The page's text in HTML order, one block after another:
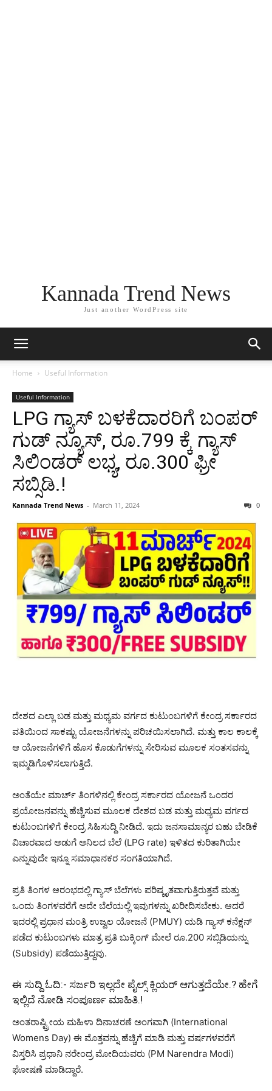
Kannada Trend News
Just another WordPress site
Home Useful Information
Useful Information
LPG ಗ್ಯಾಸ್ ಬಳಕೆದಾರರಿಗೆ ಬಂಪರ್
ಗುಡ್ ನ್ಯೂಸ್, ರೂ.799 ಕ್ಕೆ ಗ್ಯಾಸ್
ಸಿಲಿಂಡರ್ ಲಭ್ಯ, ರೂ.300 ಫ್ರೀ
ಸಬ್ಸಿಡಿ.!
Kannada Trend News - March 11, 2024 0
ದೇಶದ ಎಲ್ಲಾ ಬಡ ಮತ್ತು ಮಧ್ಯಮ ವರ್ಗದ ಕುಟುಂಬಗಳಿಗೆ ಕೇಂದ್ರ ಸರ್ಕಾರದ
ವತಿಯಿಂದ ಸಾಕಷ್ಟು ಯೋಜನೆಗಳನ್ನು ಪರಿಚಯಿಸಲಾಗಿದೆ. ಮತ್ತು ಕಾಲ ಕಾಲಕ್ಕೆ
ಆ ಯೋಜನೆಗಳಿಗೆ ಹೊಸ ಕೊಡುಗೆಗಳನ್ನು ಸೇರಿಸುವ ಮೂಲಕ ಸಂತಸವನ್ನು
ಇಮ್ಮಡಿಗೊಳಿಸಲಾಗುತ್ತಿದೆ.
ಅಂತೆಯೇ ಮಾರ್ಚ್ ತಿಂಗಳಿನಲ್ಲಿ ಕೇಂದ್ರ ಸರ್ಕಾರದ ಯೋಜನೆ ಒಂದರ
ಪ್ರಯೋಜನವನ್ನು ಹೆಚ್ಚಿಸುವ ಮೂಲಕ ದೇಶದ ಬಡ ಮತ್ತು ಮಧ್ಯಮ ವರ್ಗದ
ಕುಟುಂಬಗಳಿಗೆ ಕೇಂದ್ರ ಸಿಹಿಸುದ್ದಿ ನೀಡಿದೆ. ಇದು ಜನಸಾಮಾನ್ಯರ ಬಹು ಬೇಡಿಕೆ
ವಿಚಾರವಾದ ಅಡುಗೆ ಅನಿಲದ ಬೆಲೆ (LPG rate) ಇಳಿತದ ಕುರಿತಾಗಿಯೇ
ಎನ್ನುವುದೇ ಇನ್ನೂ ಸಮಾಧಾನಕರ ಸಂಗತಿಯಾಗಿದೆ.
ಪ್ರತಿ ತಿಂಗಳ ಆರಂಭದಲ್ಲಿ ಗ್ಯಾಸ್ ಬೆಲೆಗಳು ಪರಿಷ್ಕೃತವಾಗುತ್ತಿರುತ್ತವೆ ಮತ್ತು
ಒಂದು ತಿಂಗಳವರೆಗೆ ಅದೇ ಬೆಲೆಯಲ್ಲಿ ಇವುಗಳನ್ನು ಖರೀದಿಸಬೇಕು. ಆದರೆ
ಇದರಲ್ಲಿ ಪ್ರಧಾನ ಮಂತ್ರಿ ಉಜ್ವಲ ಯೋಜನೆ (PMUY) ಯಡಿ ಗ್ಯಾಸ್ ಕನೆಕ್ಷನ್
ಪಡೆದ ಕುಟುಂಬಗಳು ಮಾತ್ರ ಪ್ರತಿ ಬುಕ್ಕಿಂಗ್ ಮೇಲೆ ರೂ.200 ಸಬ್ಸಿಡಿಯನ್ನು
(Subsidy) ಪಡೆಯುತ್ತಿದ್ದವು.
ಈ ಸುದ್ದಿ ಓದಿ:- ಸರ್ಜರಿ ಇಲ್ಲದೇ ಪೈಲ್ಸ್ ಕ್ಲಿಯರ್ ಆಗುತ್ತದೆಯೇ.? ಹೇಗೆ
ಇಲ್ಲಿದೆ ನೋಡಿ ಸಂಪೂರ್ಣ ಮಾಹಿತಿ.!
ಅಂತರಾಷ್ಟ್ರೀಯ ಮಹಿಳಾ ದಿನಾಚರಣೆ ಅಂಗವಾಗಿ (International
Womens Day) ಈ ಮೊತ್ತವನ್ನು ಹೆಚ್ಚಿಗೆ ಮಾಡಿ ಮತ್ತು ವರ್ಷಗಳವರೆಗೆ
ವಿಸ್ತರಿಸಿ ಪ್ರಧಾನಿ ನರೇಂದ್ರ ಮೋದಿಯವರು (PM Narendra Modi)
ಘೋಷಣೆ ಮಾಡಿದ್ದಾರೆ.